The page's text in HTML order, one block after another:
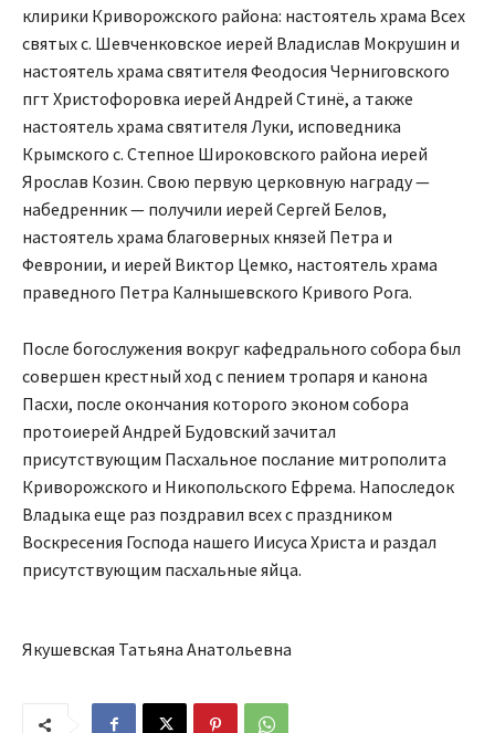
клирики Криворожского района: настоятель храма Всех
святых с. Шевченковское иерей Владислав Мокрушин и
настоятель храма святителя Феодосия Черниговского
пгт Христофоровка иерей Андрей Стинё, а также
настоятель храма святителя Луки, исповедника
Крымского с. Степное Широковского района иерей
Ярослав Козин. Свою первую церковную награду —
набедренник — получили иерей Сергей Белов,
настоятель храма благоверных князей Петра и
Февронии, и иерей Виктор Цемко, настоятель храма
праведного Петра Калнышевского Кривого Рога.
После богослужения вокруг кафедрального собора был
совершен крестный ход с пением тропаря и канона
Пасхи, после окончания которого эконом собора
протоиерей Андрей Будовский зачитал
присутствующим Пасхальное послание митрополита
Криворожского и Никопольского Ефрема. Напоследок
Владыка еще раз поздравил всех с праздником
Воскресения Господа нашего Иисуса Христа и раздал
присутствующим пасхальные яйца.
Якушевская Татьяна Анатольевна